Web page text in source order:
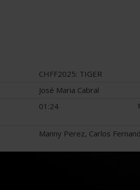
CHFF2025: TIGER
José Maria Cabral
01:24
Manny Perez, Carlos